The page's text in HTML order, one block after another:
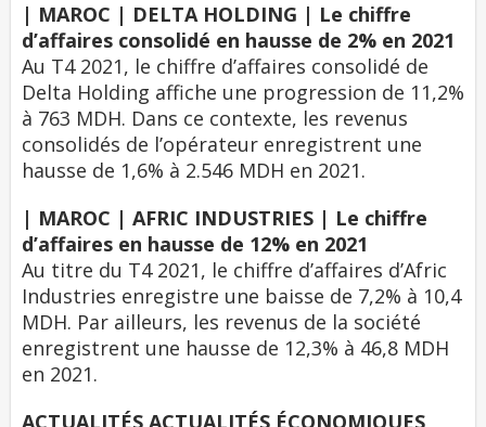
| MAROC | DELTA HOLDING | Le chiffre
d’affaires consolidé en hausse de 2% en 2021
Au T4 2021, le chiffre d’affaires consolidé de
Delta Holding affiche une progression de 11,2%
à 763 MDH. Dans ce contexte, les revenus
consolidés de l’opérateur enregistrent une
hausse de 1,6% à 2.546 MDH en 2021.
| MAROC | AFRIC INDUSTRIES | Le chiffre
d’affaires en hausse de 12% en 2021
Au titre du T4 2021, le chiffre d’affaires d’Afric
Industries enregistre une baisse de 7,2% à 10,4
MDH. Par ailleurs, les revenus de la société
enregistrent une hausse de 12,3% à 46,8 MDH
en 2021.
ACTUALITÉS ACTUALITÉS ÉCONOMIQUES